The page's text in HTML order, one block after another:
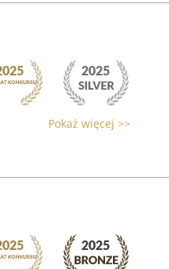
Pokaż więcej >>